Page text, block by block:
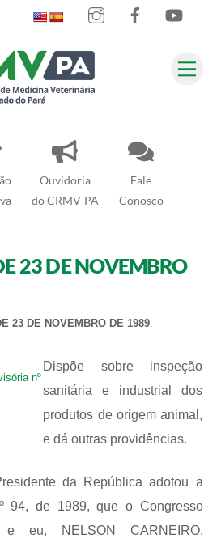
Ouvidoria
do CRMV-PA
Fale
Conosco
InstagramFacebook
23 DE NOVEMBRO
23 DE NOVEMBRO DE 1989.
nº
Dispõe sobre inspeção
sanitária e industrial dos
produtos de origem animal,
e dá outras providências.
da República adotou a
94, de 1989, que o Congresso
e eu, NELSON CARNEIRO,